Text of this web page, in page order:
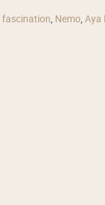
fascination, Nemo, Aya